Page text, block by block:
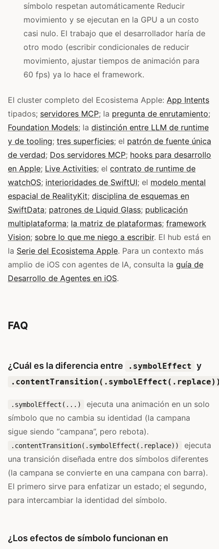
símbolo respetan automáticamente Reducir
movimiento y se ejecutan en la GPU a un costo
casi nulo. El trabajo que el desarrollador haría de
otro modo (escribir condicionales de reducir
movimiento, ajustar tiempos de animación para
60 fps) ya lo hace el framework.
El cluster completo del Ecosistema Apple: App Intents
tipados; servidores MCP; la pregunta de enrutamiento;
Foundation Models; la distinción entre LLM de runtime
y de tooling; tres superficies; el patrón de fuente única
de verdad; Dos servidores MCP; hooks para desarrollo
en Apple; Live Activities; el contrato de runtime de
watchOS; interioridades de SwiftUI; el modelo mental
espacial de RealityKit; disciplina de esquemas en
SwiftData; patrones de Liquid Glass; publicación
multiplataforma; la matriz de plataformas; framework
Vision; sobre lo que me niego a escribir. El hub está en
la Serie del Ecosistema Apple. Para un contexto más
amplio de iOS con agentes de IA, consulta la guía de
Desarrollo de Agentes en iOS.
FAQ
¿Cuál es la diferencia entre .symbolEffect y
.symbolEffect(...)
ejecuta una animación en un solo
símbolo que no cambia su identidad (la campana
sigue siendo “campana”, pero rebota).
.contentTransition(.symbolEffect(.replace))
ejecuta
una transición diseñada entre dos símbolos diferentes
(la campana se convierte en una campana con barra).
El primero sirve para enfatizar un estado; el segundo,
para intercambiar la identidad del símbolo.
¿Los efectos de símbolo funcionan en